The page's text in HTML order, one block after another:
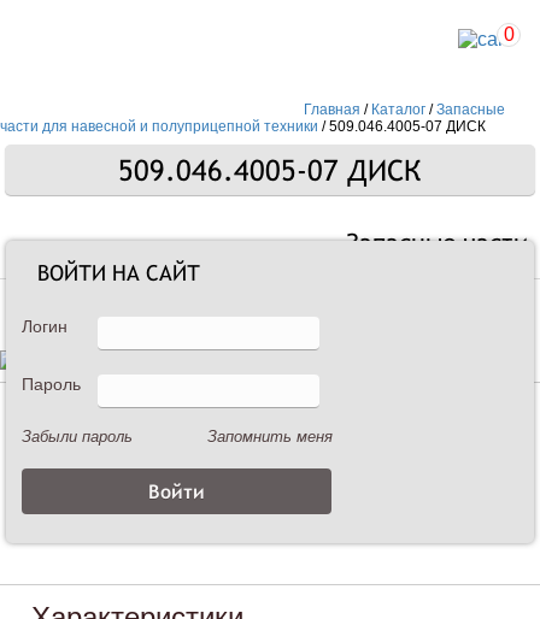
0
Главная / Каталог /Запасные
части для навесной и полуприцепной техники /509.046.4005-07 ДИСК
509.046.4005-07 ДИСК
Запасные части
Описание
509.046.4005-07 ДИСК
ВОЙТИ НА САЙТ
Логин
Пароль
Забыли пароль Запомнить меня